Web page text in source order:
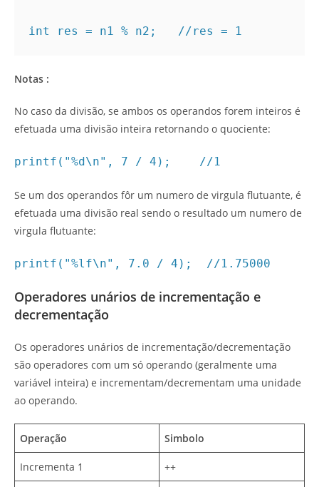
int res = n1 % n2;   //res = 1
Notas :
No caso da divisão, se ambos os operandos forem inteiros é
efetuada uma divisão inteira retornando o quociente:
printf("%d\n", 7 / 4); //1
Se um dos operandos fôr um numero de virgula flutuante, é
efetuada uma divisão real sendo o resultado um numero de
virgula flutuante:
printf("%lf\n", 7.0 / 4); //1.75000
Operadores unários de incrementação e
decrementação
Os operadores unários de incrementação/decrementação
são operadores com um só operando (geralmente uma
variável inteira) e incrementam/decrementam uma unidade
ao operando.
Operação Simbolo
Incrementa 1 ++